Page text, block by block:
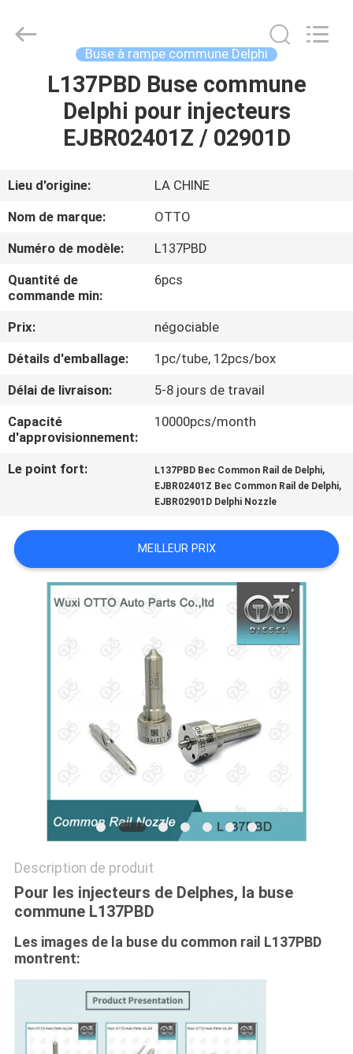
MAISON
PRODUITS
À
DE
NOUS
VISITE
DE
L'USINE
CONTRÔLE
CONTACTEZ-
NOUS
PRIVACY
POLICY
OTTO
AUTO
Buse à rampe commune Delphi
L137PBD Buse commune
Delphi pour injecteurs
EJBR02401Z / 02901D
Lieu d'origine:
LA CHINE
Nom de marque:
OTTO
Numéro de modèle:
L137PBD
Quantité de
commande min:
6pcs
Prix:
négociable
Détails d'emballage:
1pc/tube, 12pcs/box
Délai de livraison:
5-8 jours de travail
Capacité
d'approvisionnement:
10000pcs/month
Le point fort: L137PBD Bec Common Rail de Delphi,
EJBR02401Z Bec Common Rail de Delphi,
EJBR02901D Delphi Nozzle
MEILLEUR PRIX
Description de produit
Pour les injecteurs de Delphes, la buse
commune L137PBD
Les images de la buse du common rail L137PBD
montrent: